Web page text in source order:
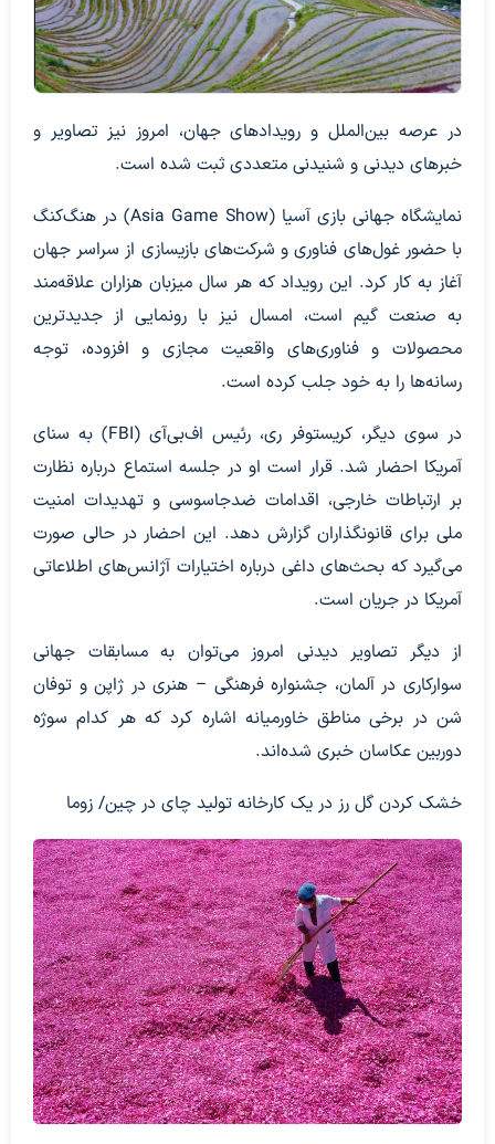
در عرصه بین‌الملل و رویدادهای جهان، امروز نیز تصاویر و
خبرهای دیدنی و شنیدنی متعددی ثبت شده است.
نمایشگاه جهانی بازی آسیا (Asia Game Show) در هنگ‌کنگ
با حضور غول‌های فناوری و شرکت‌های بازیسازی از سراسر جهان
آغاز به کار کرد. این رویداد که هر سال میزبان هزاران علاقه‌مند
به صنعت گیم است، امسال نیز با رونمایی از جدیدترین
محصولات و فناوری‌های واقعیت مجازی و افزوده، توجه
رسانه‌ها را به خود جلب کرده است.
در سوی دیگر، کریستوفر ری، رئیس اف‌بی‌آی (FBI) به سنای
آمریکا احضار شد. قرار است او در جلسه استماع درباره نظارت
بر ارتباطات خارجی، اقدامات ضدجاسوسی و تهدیدات امنیت
ملی برای قانونگذاران گزارش دهد. این احضار در حالی صورت
می‌گیرد که بحث‌های داغی درباره اختیارات آژانس‌های اطلاعاتی
آمریکا در جریان است.
از دیگر تصاویر دیدنی امروز می‌توان به مسابقات جهانی
سوارکاری در آلمان، جشنواره فرهنگی – هنری در ژاپن و توفان
شن در برخی مناطق خاورمیانه اشاره کرد که هر کدام سوژه
دوربین عکاسان خبری شده‌اند.
خشک کردن گل رز در یک کارخانه تولید چای در چین/ زوما